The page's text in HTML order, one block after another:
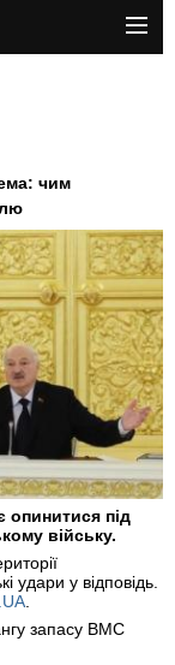
чим
опинитися під
війську.
удари у відповідь.
.
запасу ВМС